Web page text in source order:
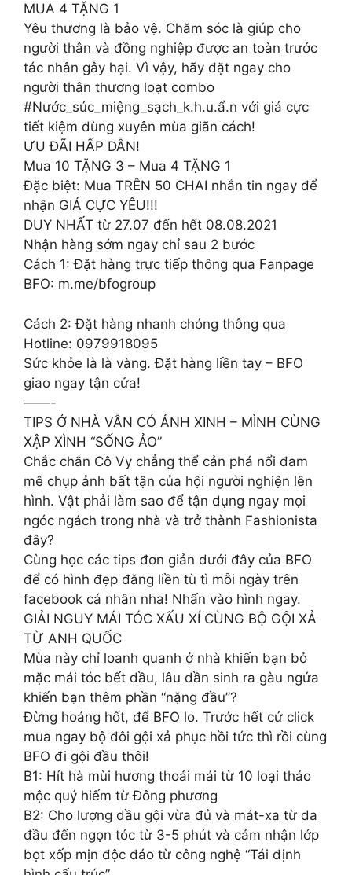
MUA 4 TẶNG 1
Yêu thương là bảo vệ. Chăm sóc là giúp cho
người thân và đồng nghiệp được an toàn trước
tác nhân gây hại. Vì vậy, hãy đặt ngay cho
người thân thương loạt combo
#Nước_súc_miệng_sạch_k.h.u.ẩ.n với giá cực
tiết kiệm dùng xuyên mùa giãn cách!
ƯU ĐÃI HẤP DẪN!
Mua 10 TẶNG 3 – Mua 4 TẶNG 1
Đặc biệt: Mua TRÊN 50 CHAI nhắn tin ngay để
nhận GIÁ CỰC YÊU!!!
DUY NHẤT từ 27.07 đến hết 08.08.2021
Nhận hàng sớm ngay chỉ sau 2 bước
Cách 1: Đặt hàng trực tiếp thông qua Fanpage
BFO: m.me/bfogroup
Cách 2: Đặt hàng nhanh chóng thông qua
Hotline: 0979918095
Sức khỏe là là vàng. Đặt hàng liền tay – BFO
giao ngay tận cửa!
——-
TIPS Ở NHÀ VẪN CÓ ẢNH XINH – MÌNH CÙNG
XẬP XÌNH “SỐNG ẢO”
Chắc chắn Cô Vy chẳng thể cản phá nổi đam
mê chụp ảnh bất tận của hội người nghiện lên
hình. Vật phải làm sao để tận dụng ngay mọi
ngóc ngách trong nhà và trở thành Fashionista
đây?
Cùng học các tips đơn giản dưới đây của BFO
để có hình đẹp đăng liền tù tì mỗi ngày trên
facebook cá nhân nha! Nhấn vào hình ngay.
GIẢI NGUY MÁI TÓC XẤU XÍ CÙNG BỘ GỘI XẢ
TỪ ANH QUỐC
Mùa này chỉ loanh quanh ở nhà khiến bạn bỏ
mặc mái tóc bết dầu, lâu dần sinh ra gàu ngứa
khiến bạn thêm phần “nặng đầu”?
Đừng hoảng hốt, để BFO lo. Trước hết cứ click
mua ngay bộ đôi gội xả phục hồi tức thì rồi cùng
BFO đi gội đầu thôi!
B1: Hít hà mùi hương thoải mái từ 10 loại thảo
mộc quý hiếm từ Đông phương
B2: Cho lượng dầu gội vừa đủ và mát-xa từ da
đầu đến ngọn tóc từ 3-5 phút và cảm nhận lớp
bọt xốp mịn độc đáo từ công nghệ “Tái định